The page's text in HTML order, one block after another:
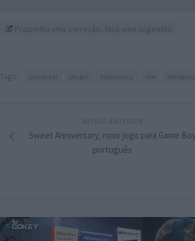
Tags:
Sweet Anniversary, novo jogo para Game
português